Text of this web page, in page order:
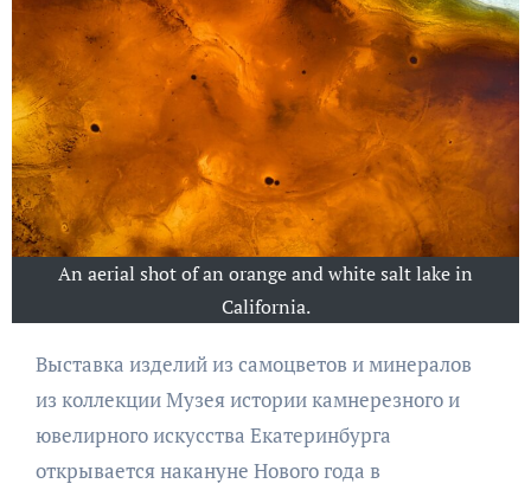
An aerial shot of an orange and white salt lake in
California.
Выставка изделий из самоцветов и минералов
из коллекции Музея истории камнерезного и
ювелирного искусства Екатеринбурга
открывается накануне Нового года в